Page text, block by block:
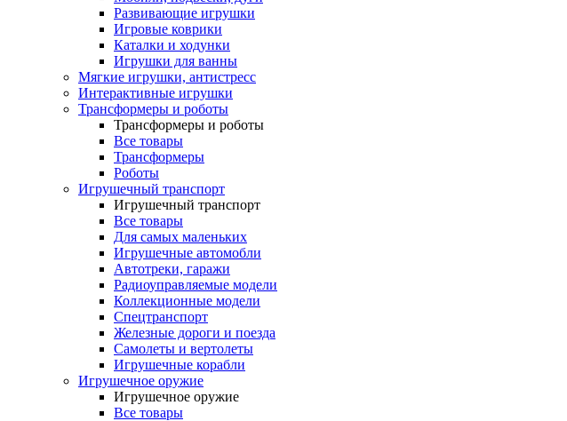
Развивающие игрушки
Игровые коврики
Каталки и ходунки
Игрушки для ванны
Мягкие игрушки, антистресс
Интерактивные игрушки
Трансформеры и роботы
Трансформеры и роботы
Все товары
Трансформеры
Роботы
Игрушечный транспорт
Игрушечный транспорт
Все товары
Для самых маленьких
Игрушечные автомобли
Автотреки, гаражи
Радиоуправляемые модели
Коллекционные модели
Спецтранспорт
Железные дороги и поезда
Самолеты и вертолеты
Игрушечные корабли
Игрушечное оружие
Игрушечное оружие
Все товары